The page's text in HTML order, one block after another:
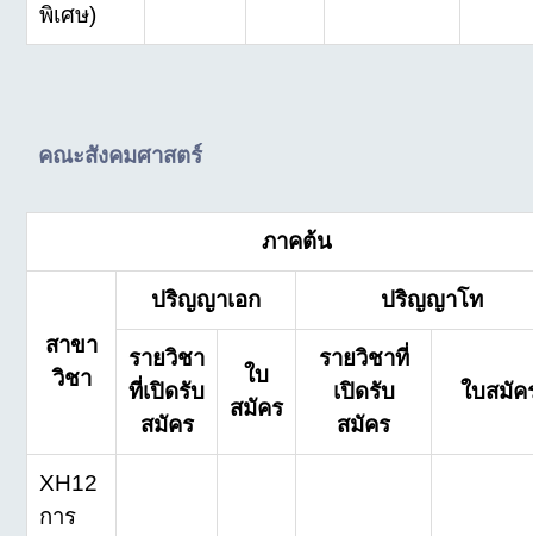
พิเศษ)
คณะสังคมศาสตร์
ภาคต้น
สาขา
วิชา
ปริญญาเอก ปริญญาโท
รายวิชา
ที่เปิดรับ
สมัคร
ใบ
สมัคร
รายวิชาที่
เปิดรับ
สมัคร
ใบสมัค
XH12
การ